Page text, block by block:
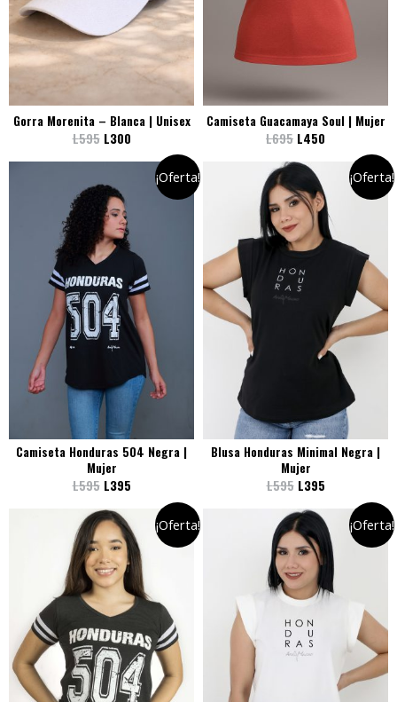
Gorra Morenita – Blanca | Unisex
L595 L300
Camiseta Guacamaya Soul | Mujer
L695 L450
¡Oferta!
Camiseta Honduras 504 Negra |
Mujer
L595 L395
¡Oferta!
Blusa Honduras Minimal Negra |
Mujer
L595 L395
¡Oferta! ¡Oferta!